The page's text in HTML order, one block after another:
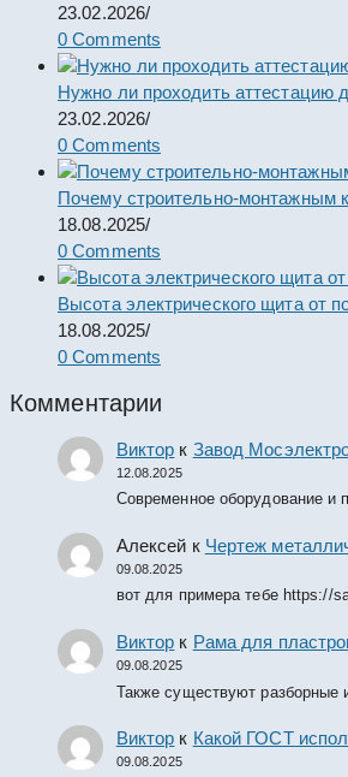
23.02.2026/
0 Comments
Нужно ли проходить аттестацию
23.02.2026/
0 Comments
Почему строительно-монтажным
18.08.2025/
0 Comments
Высота электрического щита от
18.08.2025/
0 Comments
Комментарии
Виктор к Завод
12.08.2025
Современное оборудование и
Алексей к Чертеж
09.08.2025
вот для примера тебе https://
Виктор к Рама для
09.08.2025
Также существуют разборные
Виктор к Какой ГОСТ
09.08.2025